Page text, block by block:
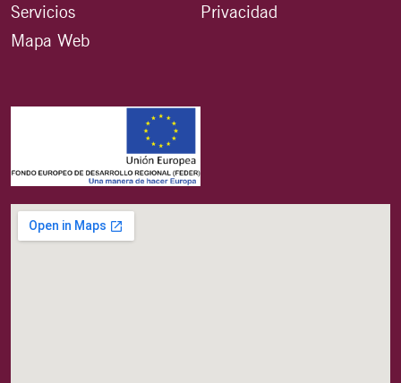
Servicios
Mapa Web
Privacidad